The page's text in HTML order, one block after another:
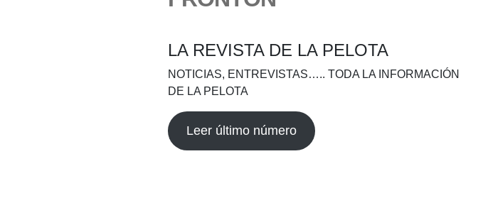
LA REVISTA DE LA PELOTA
NOTICIAS, ENTREVISTAS….. TODA LA INFORMACIÓN
DE LA PELOTA
Leer último número